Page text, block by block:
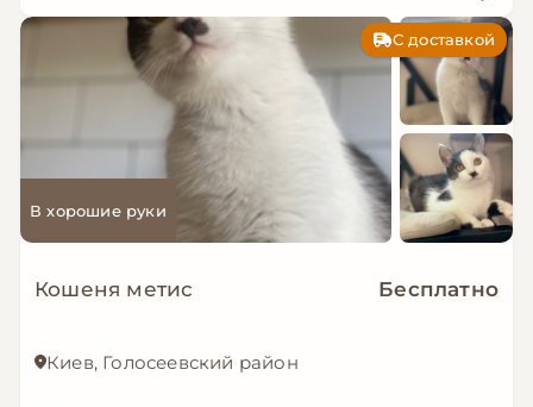
С доставкой
В хорошие руки
Кошеня метис Бесплатно
Киев, Голосеевский район